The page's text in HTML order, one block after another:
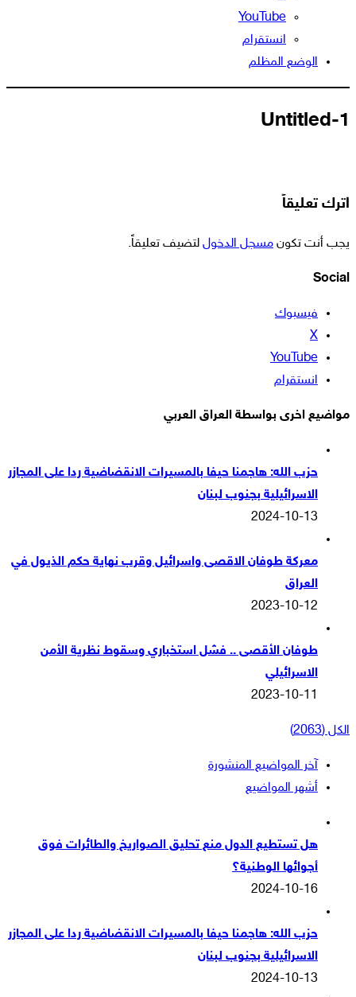
‫YouTube
انستقرام
الوضع المظلم
Untitled-1
اترك تعليقاً
يجب أنت تكون مسجل الدخول لتضيف تعليقاً.
Social
فيسبوك
‫X
‫YouTube
انستقرام
مواضيع اخرى بواسطة العراق العربي
حزب الله: هاجمنا حيفا بالمسيرات الانقضاضية ردا على المجازر
الاسرائيلية بجنوب لبنان
2024-10-13
معركة طوفان الاقصى واسرائيل وقرب نهاية حكم الذيول في
العراق
2023-10-12
طوفان الأقصى .. فشل استخباري وسقوط نظرية الأمن
الاسرائيلي
2023-10-11
الكل (2063)
آخر المواضيع المنشورة
أشهر المواضيع
هل تستطيع الدول منع تحليق الصواريخ والطائرات فوق
أجوائها الوطنية؟
2024-10-16
حزب الله: هاجمنا حيفا بالمسيرات الانقضاضية ردا على المجازر
الاسرائيلية بجنوب لبنان
2024-10-13